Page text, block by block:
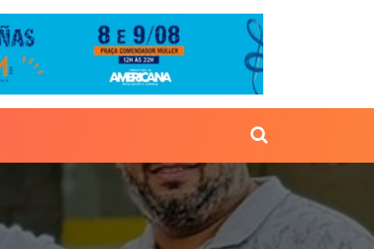
a pandemia- R$